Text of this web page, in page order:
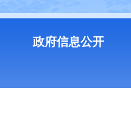
政府信息公开